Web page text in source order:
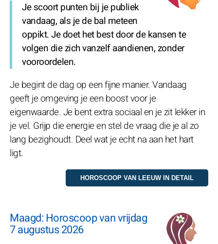
Je scoort punten bij je publiek
vandaag, als je de bal meteen
oppikt. Je doet het best door de kansen te
volgen die zich vanzelf aandienen, zonder
vooroordelen.
Je begint de dag op een fijne manier. Vandaag
geeft je omgeving je een boost voor je
eigenwaarde. Je bent extra sociaal en je zit lekker in
je vel. Grijp die energie en stel de vraag die je al zo
lang bezighoudt. Deel wat je echt na aan het hart
ligt.
Maagd: Horoscoop van vrijdag
7 augustus 2026